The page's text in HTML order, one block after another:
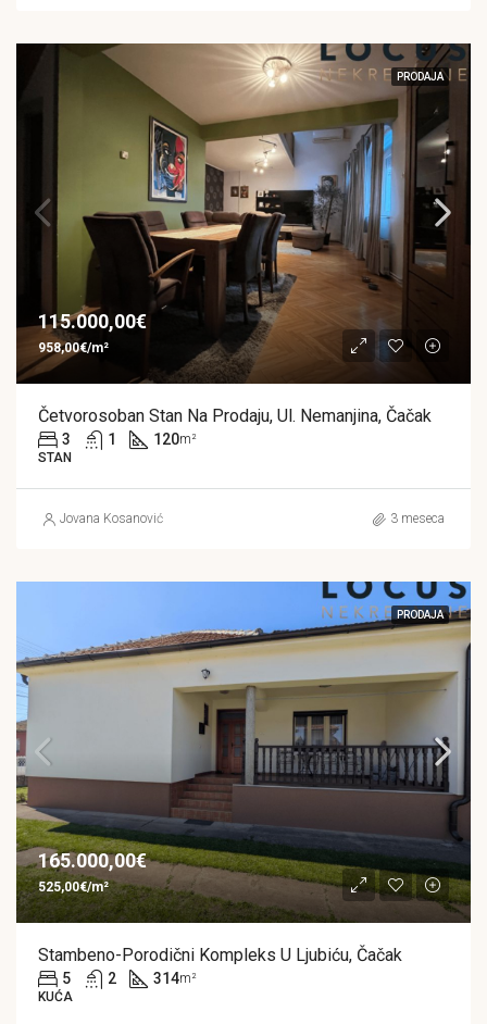
PRODAJA
115.000,00€
958,00€/m²
Četvorosoban Stan Na Prodaju, Ul. Nemanjina, Čačak
3 1 120m²
STAN
Jovana Kosanović 3 meseca
PRODAJA
165.000,00€
525,00€/m²
Stambeno-Porodični Kompleks U Ljubiću, Čačak
5 2 314m²
KUĆA